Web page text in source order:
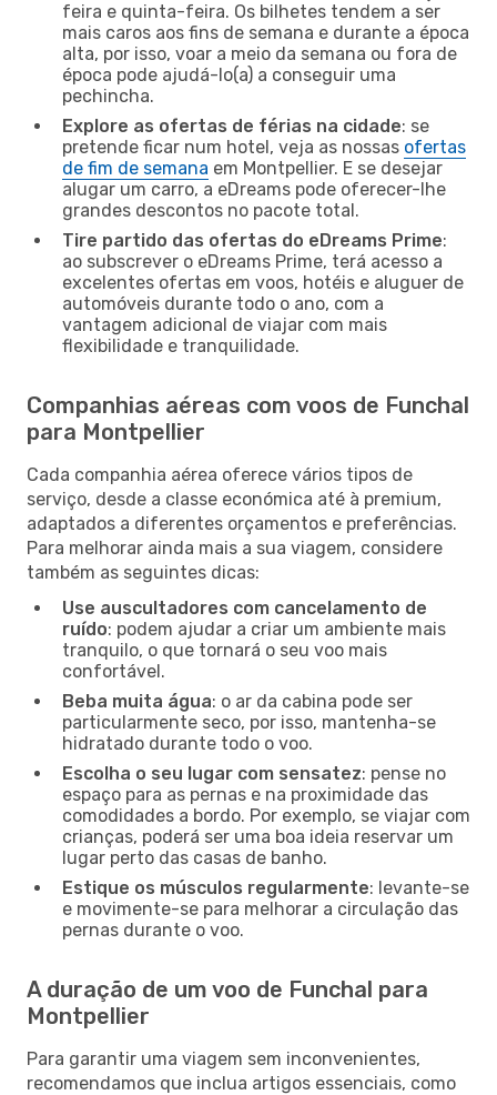
feira e quinta-feira. Os bilhetes tendem a ser
mais caros aos fins de semana e durante a época
alta, por isso, voar a meio da semana ou fora de
época pode ajudá-lo(a) a conseguir uma
pechincha.
Explore as ofertas de férias na cidade: se
pretende ficar num hotel, veja as nossas ofertas
de fim de semana em Montpellier. E se desejar
alugar um carro, a eDreams pode oferecer-lhe
grandes descontos no pacote total.
Tire partido das ofertas do eDreams Prime:
ao subscrever o eDreams Prime, terá acesso a
excelentes ofertas em voos, hotéis e aluguer de
automóveis durante todo o ano, com a
vantagem adicional de viajar com mais
flexibilidade e tranquilidade.
Companhias aéreas com voos de Funchal
para Montpellier
Cada companhia aérea oferece vários tipos de
serviço, desde a classe económica até à premium,
adaptados a diferentes orçamentos e preferências.
Para melhorar ainda mais a sua viagem, considere
também as seguintes dicas:
Use auscultadores com cancelamento de
ruído: podem ajudar a criar um ambiente mais
tranquilo, o que tornará o seu voo mais
confortável.
Beba muita água: o ar da cabina pode ser
particularmente seco, por isso, mantenha-se
hidratado durante todo o voo.
Escolha o seu lugar com sensatez: pense no
espaço para as pernas e na proximidade das
comodidades a bordo. Por exemplo, se viajar com
crianças, poderá ser uma boa ideia reservar um
lugar perto das casas de banho.
Estique os músculos regularmente: levante-se
e movimente-se para melhorar a circulação das
pernas durante o voo.
A duração de um voo de Funchal para
Montpellier
Para garantir uma viagem sem inconvenientes,
recomendamos que inclua artigos essenciais, como